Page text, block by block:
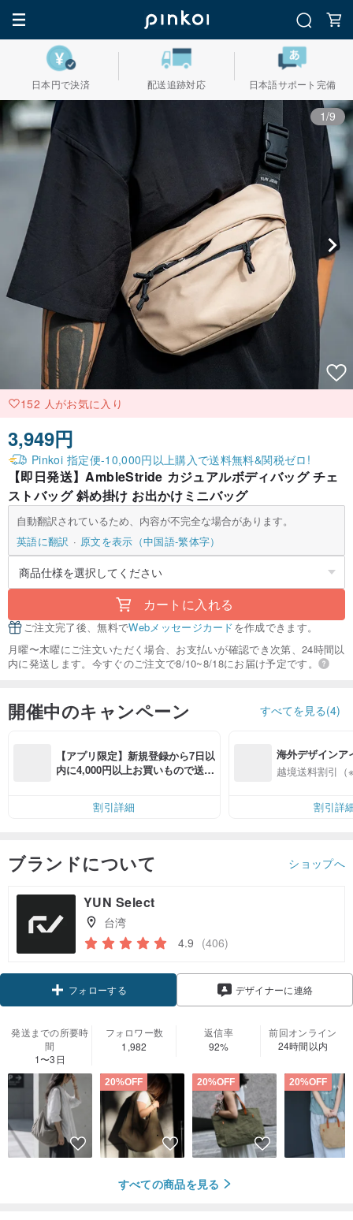
日本円で決済 配送追跡対応 日本語サポート完備
1/9
152 人がお気に入り
3,949円
Pinkoi 指定便-10,000円以上購入で送料無料&関税ゼロ!
【即日発送】AmbleStride カジュアルボディバッグ チェ
ストバッグ 斜め掛け お出かけミニバッグ
自動翻訳されているため、内容が不完全な場合があります。
英語に翻訳
原文を表示（中国語-繁体字）
カートに入れる
ご注文完了後、無料でWebメッセージカードを作成できます。
月曜〜木曜にご注文いただく場合、お支払いが確認でき次第、24時間以
内に発送します。今すぐのご注文で8/10~8/18にお届け予定です。
開催中のキャンペーン すべてを見る(4)
【アプリ限定】新規登録から7日以
内に4,000円以上お買いもので送料
割引詳細
海外デザインア
入
越境送料割引（
割引詳
ブランドについて ショップへ
YUN Select
台湾
4.9 (406)
デザイナーに連絡
発送までの所要時
間
1〜3日
フォロワー数
1,982
返信率
92%
前回オンライン
24時間以内
20%OFF 20%OFF 20%OFF
すべての商品を見る